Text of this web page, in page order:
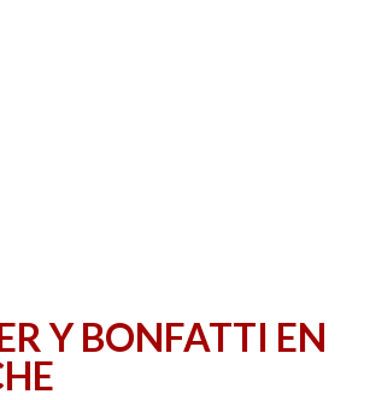
Y BONFATTI EN